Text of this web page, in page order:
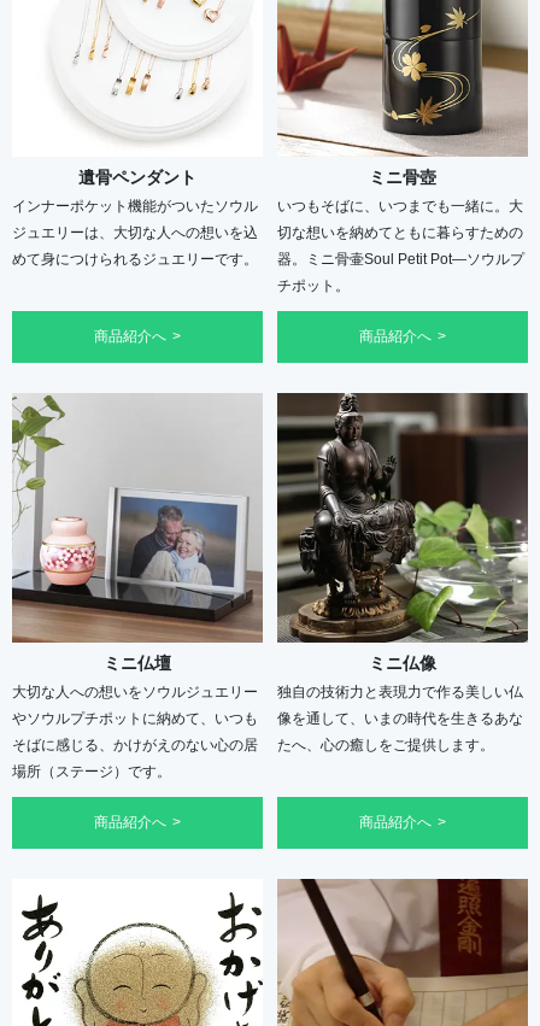
遺骨ペンダント
インナーポケット機能がついたソウル
ジュエリーは、大切な人への想いを込
めて身につけられるジュエリーです。
商品紹介へ
ミニ骨壺
いつもそばに、いつまでも一緒に。大
切な想いを納めてともに暮らすための
器。ミニ骨壷Soul Petit Pot―ソウルプ
チポット。
商品紹介へ
ミニ仏壇
大切な人への想いをソウルジュエリー
やソウルプチポットに納めて、いつも
そばに感じる、かけがえのない心の居
場所（ステージ）です。
商品紹介へ
ミニ仏像
独自の技術力と表現力で作る美しい仏
像を通して、いまの時代を生きるあな
たへ、心の癒しをご提供します。
商品紹介へ